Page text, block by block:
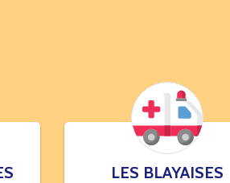
LES BLAYAISES